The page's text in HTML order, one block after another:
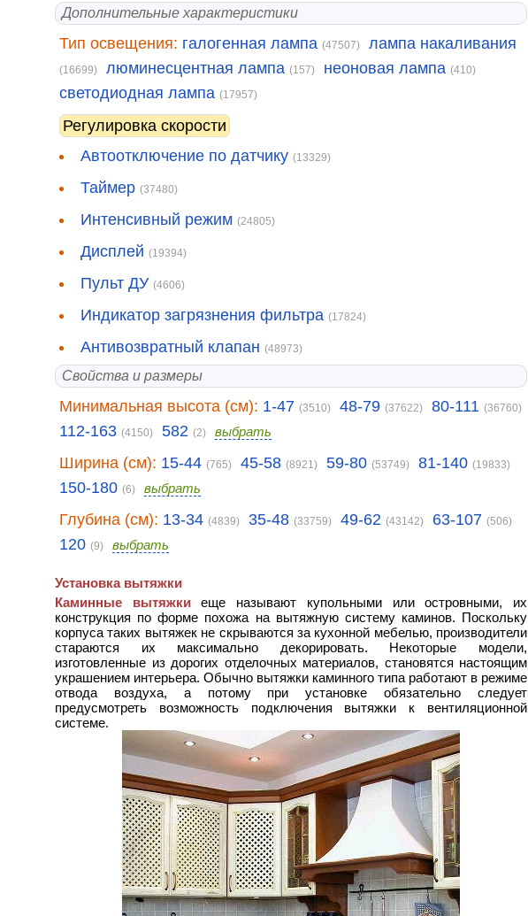
Дополнительные характеристики
Тип освещения: галогенная лампа (47507) лампа накаливания
(16699) люминесцентная лампа (157) неоновая лампа (410)
светодиодная лампа (17957)
Регулировка скорости
Автоотключение по датчику (13329)
Таймер (37480)
Интенсивный режим (24805)
Дисплей (19394)
Пульт ДУ (4606)
Индикатор загрязнения фильтра (17824)
Антивозвратный клапан (48973)
Свойства и размеры
Минимальная высота (см): 1-47 (3510) 48-79 (37622) 80-111 (36760)
112-163 (4150) 582 (2) выбрать
Ширина (см): 15-44 (765) 45-58 (8921) 59-80 (53749) 81-140 (19833)
150-180 (6) выбрать
Глубина (см): 13-34 (4839) 35-48 (33759) 49-62 (43142) 63-107 (506)
120 (9) выбрать
Установка вытяжки
Каминные вытяжкиеще называют купольными или островными, их
конструкция по форме похожа на вытяжную систему каминов. Поскольку
корпуса таких вытяжек не скрываются за кухонной мебелью, производители
стараются их максимально декорировать. Некоторые модели,
изготовленные из дорогих отделочных материалов, становятся настоящим
украшением интерьера. Обычно вытяжки каминного типа работают в режиме
отвода воздуха, а потому при установке обязательно следует
предусмотреть возможность подключения вытяжки к вентиляционной
системе.